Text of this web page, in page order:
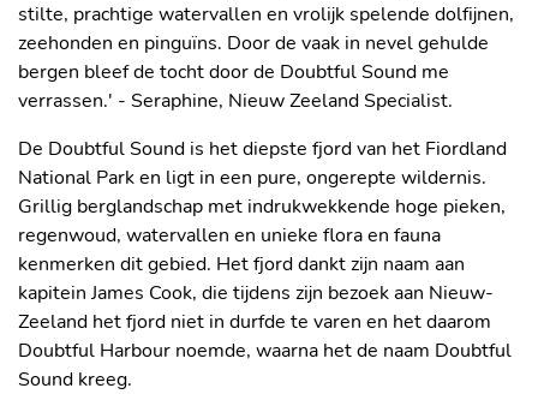
stilte, prachtige watervallen en vrolijk spelende dolfijnen,
zeehonden en pinguïns. Door de vaak in nevel gehulde
bergen bleef de tocht door de Doubtful Sound me
verrassen.' - Seraphine, Nieuw Zeeland Specialist.
De Doubtful Sound is het diepste fjord van het Fiordland
National Park en ligt in een pure, ongerepte wildernis.
Grillig berglandschap met indrukwekkende hoge pieken,
regenwoud, watervallen en unieke flora en fauna
kenmerken dit gebied. Het fjord dankt zijn naam aan
kapitein James Cook, die tijdens zijn bezoek aan Nieuw-
Zeeland het fjord niet in durfde te varen en het daarom
Doubtful Harbour noemde, waarna het de naam Doubtful
Sound kreeg.